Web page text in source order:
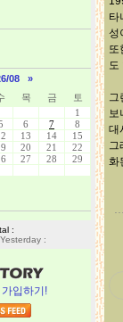
08
»
목 금
토
1
6 7
8
13 14
15
20 21
22
27 28
29
:
Yesterday :
입하기!
타
성
또
도
그
보
대
그
화